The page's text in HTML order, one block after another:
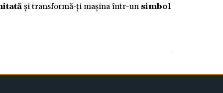
și transformă-ți mașina într-un simbol